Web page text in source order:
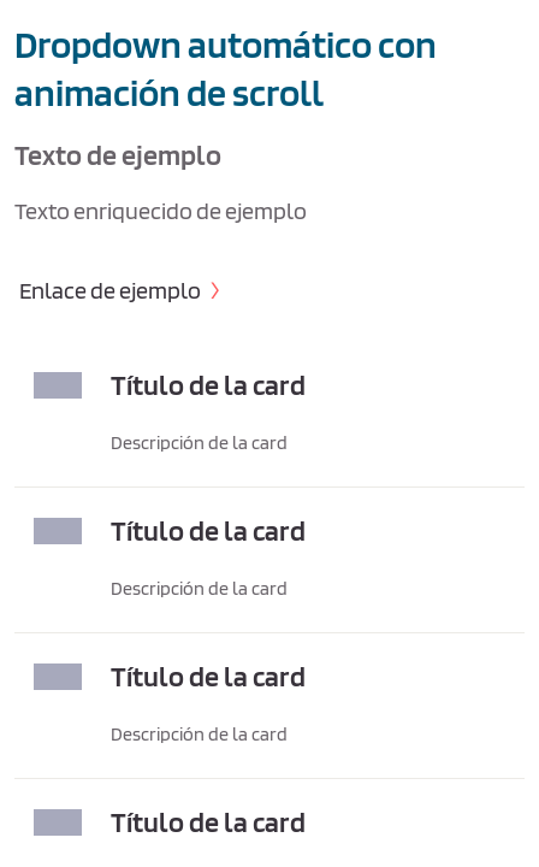
Dropdown automático con
animación de scroll
Texto de ejemplo
Texto enriquecido de ejemplo
Enlace de ejemplo
Título de la card
Descripción de la card
Título de la card
Descripción de la card
Título de la card
Descripción de la card
Título de la card